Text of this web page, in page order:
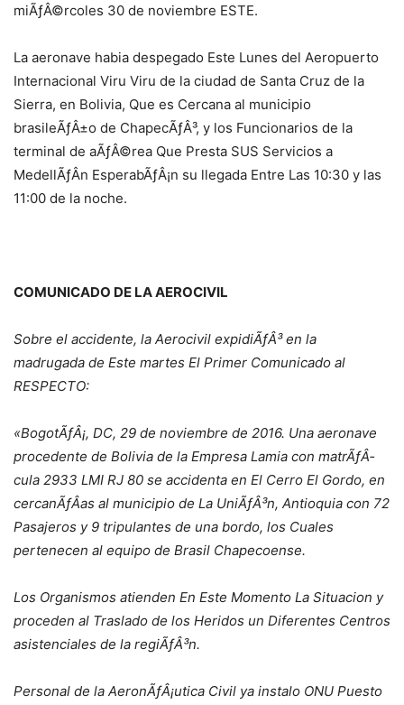
miÃƒÂ©rcoles 30 de noviembre ESTE.
La aeronave habia despegado Este Lunes del Aeropuerto
Internacional Viru Viru de la ciudad de Santa Cruz de la
Sierra, en Bolivia, Que es Cercana al municipio
brasileÃƒÂ±o de ChapecÃƒÂ³, y los Funcionarios de la
terminal de aÃƒÂ©rea Que Presta SUS Servicios a
MedellÃƒÂ­n EsperabÃƒÂ¡n su llegada Entre Las 10:30 y las
11:00 de la noche.
COMUNICADO DE LA AEROCIVIL
Sobre el accidente, la Aerocivil expidiÃƒÂ³ en la
madrugada de Este martes El Primer Comunicado al
RESPECTO:
«BogotÃƒÂ¡, DC, 29 de noviembre de 2016. Una aeronave
procedente de Bolivia de la Empresa Lamia con matrÃƒÂ­
cula 2933 LMI RJ 80 se accidenta en El Cerro El Gordo, en
cercanÃƒÂ­as al municipio de La UniÃƒÂ³n, Antioquia con 72
Pasajeros y 9 tripulantes de una bordo, los Cuales
pertenecen al equipo de Brasil Chapecoense.
Los Organismos atienden En Este Momento La Situacion y
proceden al Traslado de los Heridos un Diferentes Centros
asistenciales de la regiÃƒÂ³n.
Personal de la AeronÃƒÂ¡utica Civil ya instalo ONU Puesto